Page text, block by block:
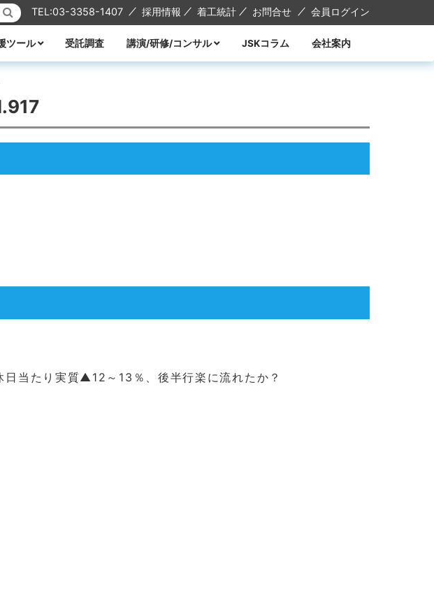
TEL:03-3358-1407 採用情報 着工統計 お問合せ 会員ログイン
ツール 受託調査 講演/研修/コンサル JSKコラム 会社案内
当たり実質▲12～13％、後半行楽に流れたか？